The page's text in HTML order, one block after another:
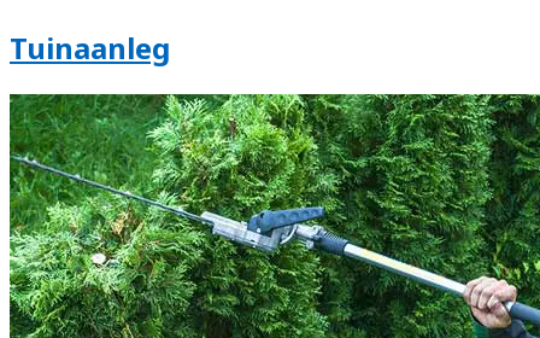
Tuinaanleg